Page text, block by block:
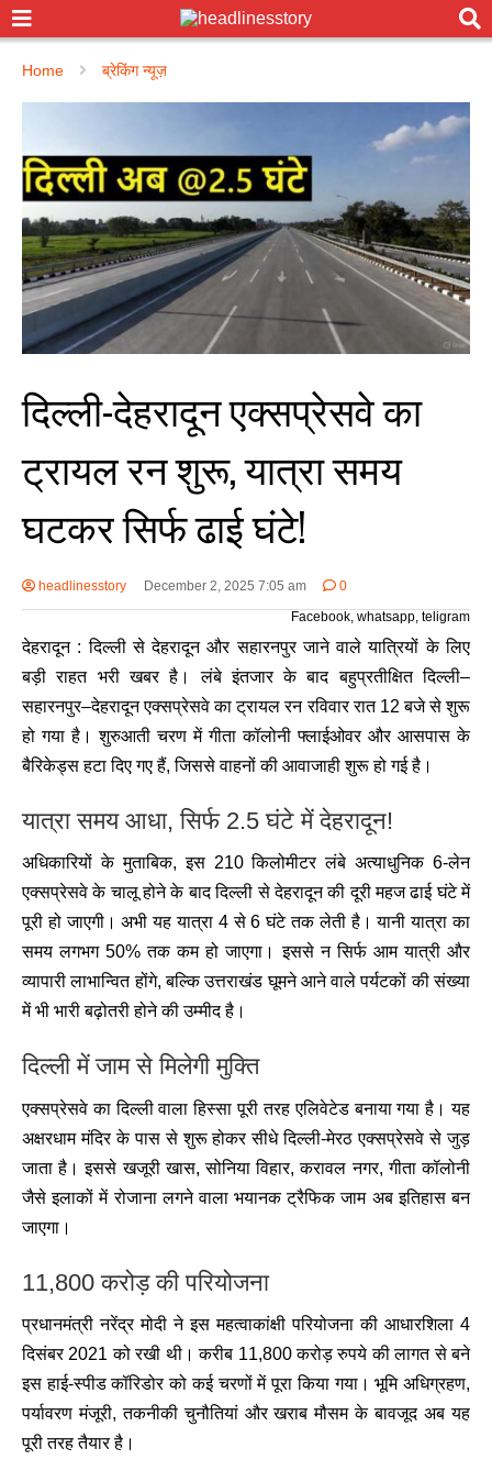
Home ब्रेकिंग न्यूज़
दिल्ली-देहरादून एक्सप्रेसवे का
ट्रायल रन शुरू, यात्रा समय
घटकर सिर्फ ढाई घंटे!
headlinesstory December 2, 2025 7:05 am
0
Facebook, whatsapp, teligram
देहरादून : दिल्ली से देहरादून और सहारनपुर जाने वाले यात्रियों के लिए
बड़ी राहत भरी खबर है। लंबे इंतजार के बाद बहुप्रतीक्षित दिल्ली–
सहारनपुर–देहरादून एक्सप्रेसवे का ट्रायल रन रविवार रात 12 बजे से शुरू
हो गया है। शुरुआती चरण में गीता कॉलोनी फ्लाईओवर और आसपास के
बैरिकेड्स हटा दिए गए हैं, जिससे वाहनों की आवाजाही शुरू हो गई है।
यात्रा समय आधा, सिर्फ 2.5 घंटे में देहरादून!
अधिकारियों के मुताबिक, इस 210 किलोमीटर लंबे अत्याधुनिक 6-लेन
एक्सप्रेसवे के चालू होने के बाद दिल्ली से देहरादून की दूरी महज ढाई घंटे में
पूरी हो जाएगी। अभी यह यात्रा 4 से 6 घंटे तक लेती है। यानी यात्रा का
समय लगभग 50% तक कम हो जाएगा। इससे न सिर्फ आम यात्री और
व्यापारी लाभान्वित होंगे, बल्कि उत्तराखंड घूमने आने वाले पर्यटकों की संख्या
में भी भारी बढ़ोतरी होने की उम्मीद है।
दिल्ली में जाम से मिलेगी मुक्ति
एक्सप्रेसवे का दिल्ली वाला हिस्सा पूरी तरह एलिवेटेड बनाया गया है। यह
अक्षरधाम मंदिर के पास से शुरू होकर सीधे दिल्ली-मेरठ एक्सप्रेसवे से जुड़
जाता है। इससे खजूरी खास, सोनिया विहार, करावल नगर, गीता कॉलोनी
जैसे इलाकों में रोजाना लगने वाला भयानक ट्रैफिक जाम अब इतिहास बन
जाएगा।
11,800 करोड़ की परियोजना
प्रधानमंत्री नरेंद्र मोदी ने इस महत्वाकांक्षी परियोजना की आधारशिला 4
दिसंबर 2021 को रखी थी। करीब 11,800 करोड़ रुपये की लागत से बने
इस हाई-स्पीड कॉरिडोर को कई चरणों में पूरा किया गया। भूमि अधिग्रहण,
पर्यावरण मंजूरी, तकनीकी चुनौतियां और खराब मौसम के बावजूद अब यह
पूरी तरह तैयार है।